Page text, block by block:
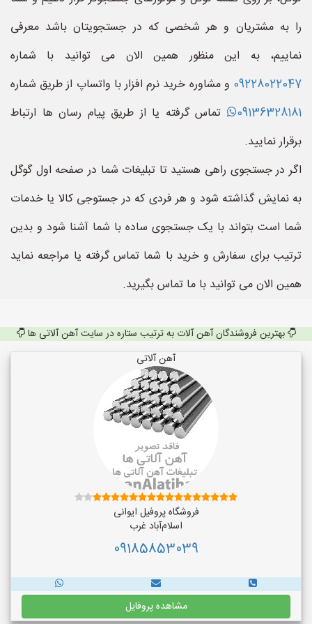
را به مشتریان و هر شخصی که در جستجویتان باشد معرفی
نماییم، به این منظور همین الان می توانید با شماره
09228022047 و مشاوره خرید نرم افزار با واتساپ از طریق شماره
09136328181
تماس گرفته یا از طریق پیام رسان ها ارتباط
برقرار نمایید.
اگر در جستجوی راهی هستید تا تبلیغات شما در صفحه اول گوگل
به نمایش گذاشته شود و هر فردی که در جستوجی کالا یا خدمات
شما است بتواند با یک جستجوی ساده با شما آشنا شود و بدین
ترتیب برای سفارش و خرید با شما تماس گرفته یا مراجعه نماید
همین الان می توانید با ما تماس بگیرید.
بهترین فروشندگان آهن آلات به ترتیب ستاره در سایت آهن آلاتی ها
آهن آلاتی
فروشگاه پروفیل ایوانی
اسلام‌آباد غرب
09185853039
مشاهده پروفایل